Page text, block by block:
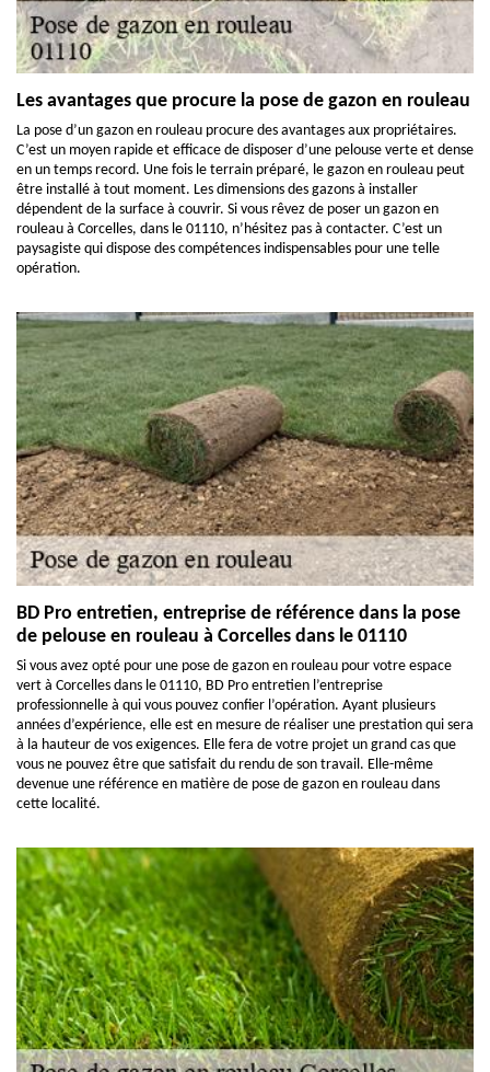
Les avantages que procure la pose de gazon en rouleau
La pose d’un gazon en rouleau procure des avantages aux propriétaires.
C’est un moyen rapide et efficace de disposer d’une pelouse verte et dense
en un temps record. Une fois le terrain préparé, le gazon en rouleau peut
être installé à tout moment. Les dimensions des gazons à installer
dépendent de la surface à couvrir. Si vous rêvez de poser un gazon en
rouleau à Corcelles, dans le 01110, n’hésitez pas à contacter. C’est un
paysagiste qui dispose des compétences indispensables pour une telle
opération.
BD Pro entretien, entreprise de référence dans la pose
de pelouse en rouleau à Corcelles dans le 01110
Si vous avez opté pour une pose de gazon en rouleau pour votre espace
vert à Corcelles dans le 01110, BD Pro entretien l’entreprise
professionnelle à qui vous pouvez confier l’opération. Ayant plusieurs
années d’expérience, elle est en mesure de réaliser une prestation qui sera
à la hauteur de vos exigences. Elle fera de votre projet un grand cas que
vous ne pouvez être que satisfait du rendu de son travail. Elle-même
devenue une référence en matière de pose de gazon en rouleau dans
cette localité.